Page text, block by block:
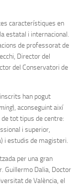
característiques en
estatal i internacional.
de professorat de
Director del
del Conservatori de
han pogut
), aconseguint així
tot tipus de centre:
i superior,
i estudis de magisteri.
per una gran
Guillermo Dalia, Doctor
de València, el